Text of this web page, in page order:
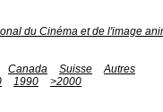
du Cinéma et de l'image
Canada Suisse
Autres
1990
>2000